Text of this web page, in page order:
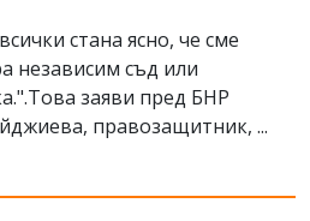
стана ясно, че сме
независим съд или
заяви пред БНР
правозащитник, ...